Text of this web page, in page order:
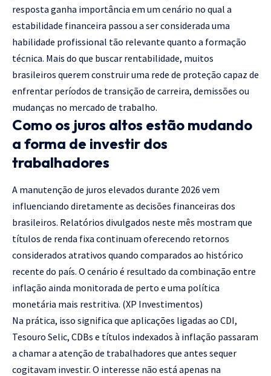
resposta ganha importância em um cenário no qual a
estabilidade financeira passou a ser considerada uma
habilidade profissional tão relevante quanto a formação
técnica. Mais do que buscar rentabilidade, muitos
brasileiros querem construir uma rede de proteção capaz de
enfrentar períodos de transição de carreira, demissões ou
mudanças no mercado de trabalho.
Como os juros altos estão mudando
a forma de investir dos
trabalhadores
A manutenção de juros elevados durante 2026 vem
influenciando diretamente as decisões financeiras dos
brasileiros. Relatórios divulgados neste mês mostram que
títulos de renda fixa continuam oferecendo retornos
considerados atrativos quando comparados ao histórico
recente do país. O cenário é resultado da combinação entre
inflação ainda monitorada de perto e uma política
monetária mais restritiva. (XP Investimentos)
Na prática, isso significa que aplicações ligadas ao CDI,
Tesouro Selic, CDBs e títulos indexados à inflação passaram
a chamar a atenção de trabalhadores que antes sequer
cogitavam investir. O interesse não está apenas na